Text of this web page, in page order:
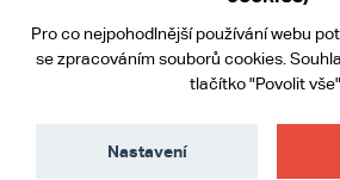
Obchodní
Ochrana osobních
Pro co nejpohodlnější používání webu
se zpracováním souborů cookies.
tlačítko "Povolit vše".
Nastavení